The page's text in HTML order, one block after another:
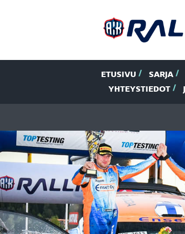
ETUSIVU SARJA
YHTEYSTIEDOT